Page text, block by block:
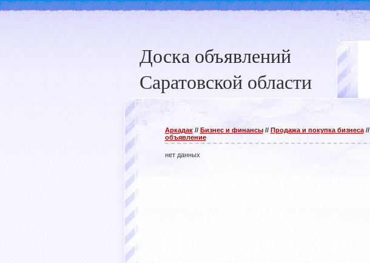
Доска объявлений
Саратовской области
Аркадак// Бизнес и финансы// Продажа и покупка бизнеса//
объявление
нет данных